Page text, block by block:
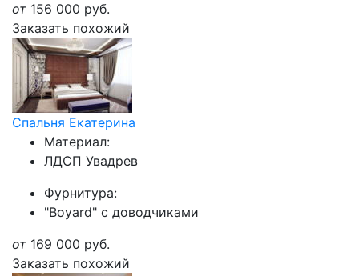
от 156 000 руб.
Заказать похожий
Спальня Екатерина
Материал:
ЛДСП Увадрев
Фурнитура:
"Boyard" с доводчиками
от 169 000 руб.
Заказать похожий